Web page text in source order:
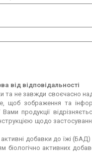
від відповідальності
не завжди своєчасно
щоб зображення та
продукції
щодо
добавки до їжі
активних